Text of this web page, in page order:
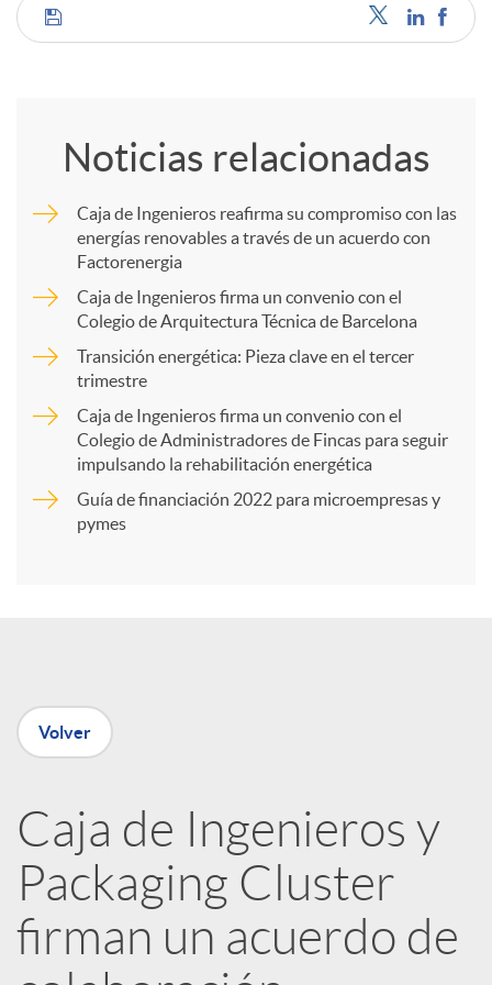
C
m
r
n
R
e
d
Noticias relacionadas
Caja de Ingenieros reafirma su compromiso con las
energías renovables a través de un acuerdo con
Factorenergia
Caja de Ingenieros firma un convenio con el
Colegio de Arquitectura Técnica de Barcelona
Transición energética: Pieza clave en el tercer
trimestre
Caja de Ingenieros firma un convenio con el
Colegio de Administradores de Fincas para seguir
impulsando la rehabilitación energética
Guía de financiación 2022 para microempresas y
pymes
Volver
Caja de Ingenieros y
Packaging Cluster
firman un acuerdo de